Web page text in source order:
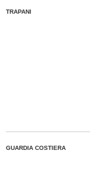
TRAPANI
GUARDIA COSTIERA